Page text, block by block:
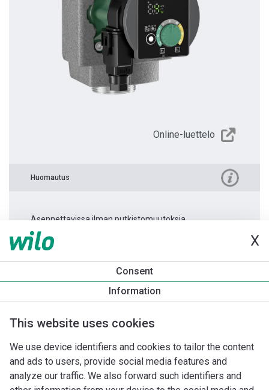
X
Consent
Information
This website uses cookies
We use device identifiers and cookies to tailor the content
and ads to users, provide social media features and
analyze our traffic. We also forward such identifiers and
Online-luettelo
Huomautus
Asennettavissa ilman putkistomuutoksia.
Tuotetietoa
Yonos PICO-Z 25/0,5-6 -130